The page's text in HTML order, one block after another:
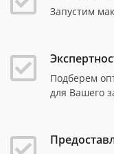
Запустим
Подберем
для Вашего